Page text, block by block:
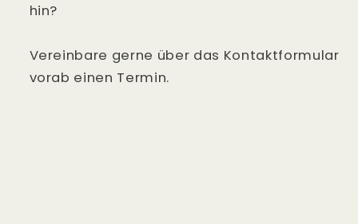
hin?
Vereinbare gerne über das Kontaktformular
vorab einen Termin.